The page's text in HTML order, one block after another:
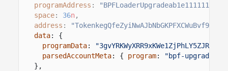
programAddress :
space: 36n,
address :
data: {
programData:
parsedAccountMeta: { program:
"bpf-
},